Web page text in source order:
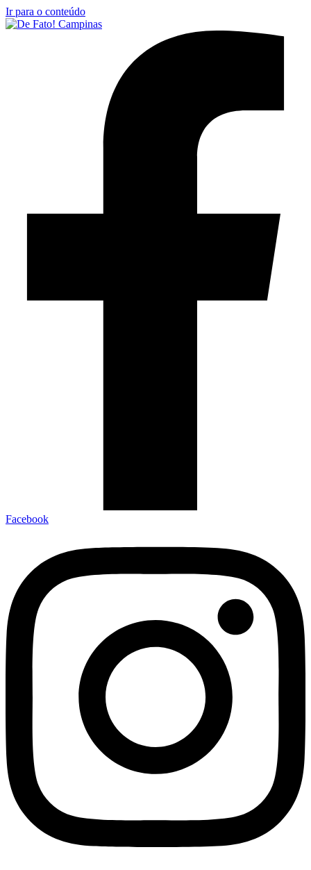
Ir para o conteúdo
Facebook